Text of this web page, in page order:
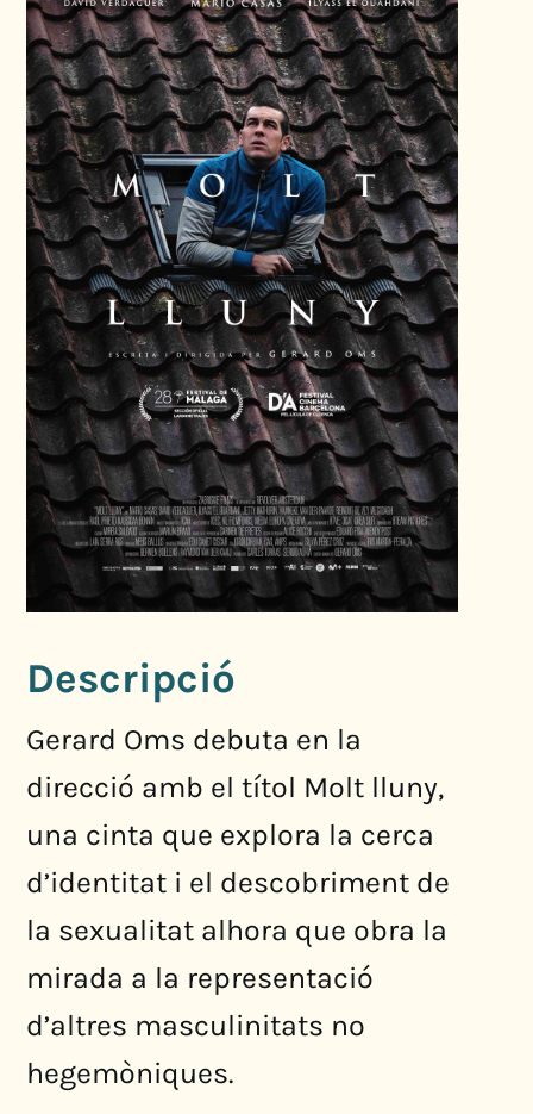
Descripció
Gerard Oms debuta en la
direcció amb el títol Molt lluny,
una cinta que explora la cerca
d’identitat i el descobriment de
la sexualitat alhora que obra la
mirada a la representació
d’altres masculinitats no
hegemòniques.